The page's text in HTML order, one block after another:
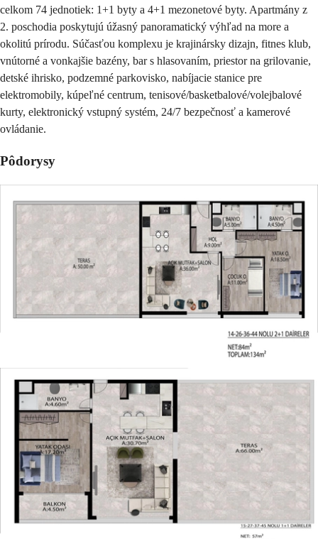
celkom 74 jednotiek: 1+1 byty a 4+1 mezonetové byty. Apartmány z
2. poschodia poskytujú úžasný panoramatický výhľad na more a
okolitú prírodu. Súčasťou komplexu je krajinársky dizajn, fitnes klub,
vnútorné a vonkajšie bazény, bar s hlasovaním, priestor na grilovanie,
detské ihrisko, podzemné parkovisko, nabíjacie stanice pre
elektromobily, kúpeľné centrum, tenisové/basketbalové/volejbalové
kurty, elektronický vstupný systém, 24/7 bezpečnosť a kamerové
ovládanie.
Pôdorysy